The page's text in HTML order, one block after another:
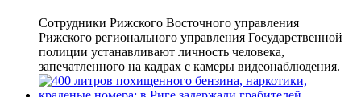
Сотрудники Рижского Восточного управления
Рижского регионального управления Государственной
полиции устанавливают личность человека,
запечатленного на кадрах с камеры видеонаблюдения.